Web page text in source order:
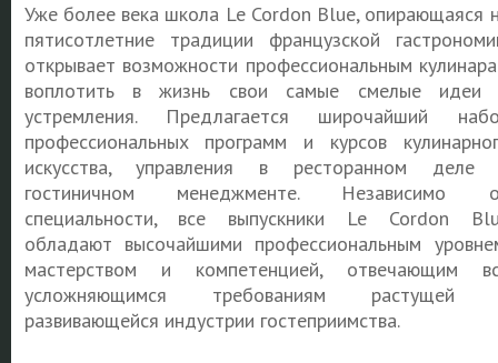
Уже более века школа Le Cordon Blue, опирающаяся
пятисотлетние традиции французской
открывает возможности профессиональным
воплотить в жизнь свои самые смелые идеи
устремления. Предлагается широчайший
профессиональных программ и курсов
искусства, управления в ресторанном деле
гостиничном менеджменте. Независимо
специальности, все выпускники Le Cordon
обладают высочайшими профессиональным
мастерством и компетенцией, отвечающим
усложняющимся требованиям растущей
развивающейся индустрии гостеприимства.